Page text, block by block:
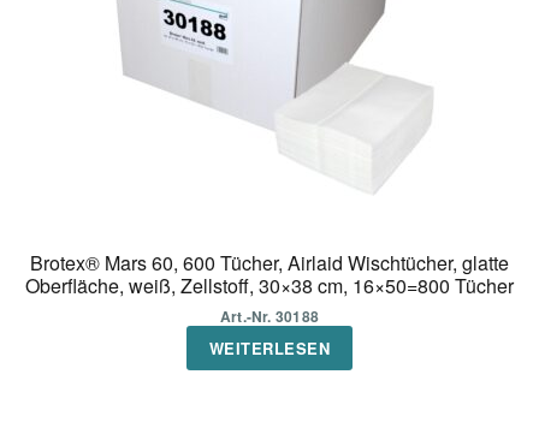
gewählt
Brotex® Mars 60, 600 Tücher, Airlaid Wischtücher, glatte
Oberfläche, weiß, Zellstoff, 30×38 cm, 16×50=800 Tücher
Art.-Nr. 30188
WEITERLESEN